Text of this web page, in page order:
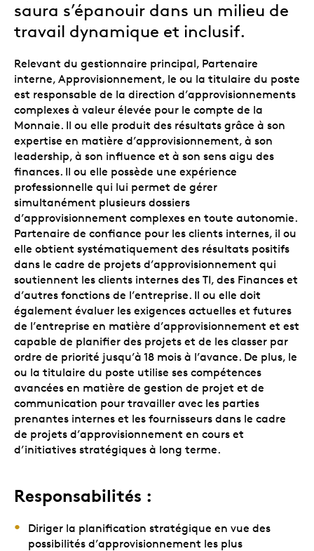
saura s’épanouir dans un milieu de
travail dynamique et inclusif.
Relevant du gestionnaire principal, Partenaire
interne, Approvisionnement, le ou la titulaire du poste
est responsable de la direction d’approvisionnements
complexes à valeur élevée pour le compte de la
Monnaie. Il ou elle produit des résultats grâce à son
expertise en matière d’approvisionnement, à son
leadership, à son influence et à son sens aigu des
finances. Il ou elle possède une expérience
professionnelle qui lui permet de gérer
simultanément plusieurs dossiers
d’approvisionnement complexes en toute autonomie.
Partenaire de confiance pour les clients internes, il ou
elle obtient systématiquement des résultats positifs
dans le cadre de projets d’approvisionnement qui
soutiennent les clients internes des TI, des Finances et
d’autres fonctions de l’entreprise. Il ou elle doit
également évaluer les exigences actuelles et futures
de l’entreprise en matière d’approvisionnement et est
capable de planifier des projets et de les classer par
ordre de priorité jusqu’à 18 mois à l’avance. De plus, le
ou la titulaire du poste utilise ses compétences
avancées en matière de gestion de projet et de
communication pour travailler avec les parties
prenantes internes et les fournisseurs dans le cadre
de projets d’approvisionnement en cours et
d’initiatives stratégiques à long terme.
Responsabilités :
Diriger la planification stratégique en vue des
possibilités d’approvisionnement les plus